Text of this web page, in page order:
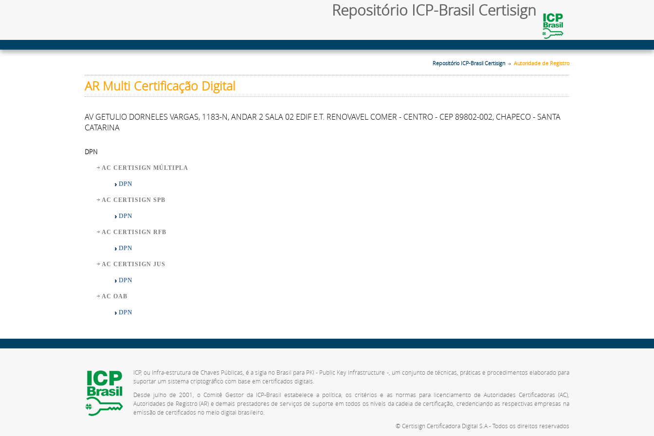
Repositório ICP-Brasil Certisign
Repositório ICP-Brasil Certisign Autoridade de Registro
AR Multi Certificação Digital
AV GETULIO DORNELES VARGAS, 1183-N, ANDAR 2 SALA 02 EDIF E.T. RENOVAVEL COMER - CENTRO - CEP 89802-002, CHAPECO - SANTA
CATARINA
DPN
AC CERTISIGN MÚLTIPLA
DPN
AC CERTISIGN SPB
DPN
AC CERTISIGN RFB
DPN
AC CERTISIGN JUS
DPN
AC OAB
DPN
ICP, ou Infra-estrutura de Chaves Públicas, é a sigla no Brasil para PKI - Public Key Infrastructure -, um conjunto de técnicas, práticas e procedimentos elaborado para
suportar um sistema criptográfico com base em certificados digitais.
Desde julho de 2001, o Comitê Gestor da ICP-Brasil estabelece a política, os critérios e as normas para licenciamento de Autoridades Certificadoras (AC),
Autoridades de Registro (AR) e demais prestadores de serviços de suporte em todos os níveis da cadeia de certificação, credenciando as respectivas empresas na
emissão de certificados no meio digital brasileiro.
© Certisign Certificadora Digital S.A - Todos os direitos reservados